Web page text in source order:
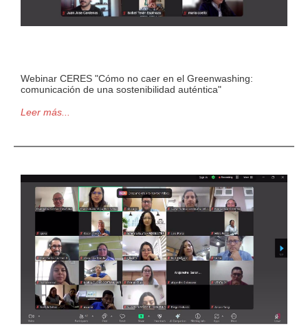
Webinar CERES "Cómo no caer en el Greenwashing:
comunicación de una sostenibilidad auténtica"
Leer más...